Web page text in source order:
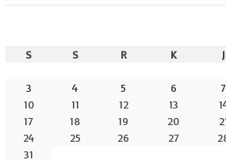
S
S R K J
3
4 5 6 7
10
11 12 13
17
18 19 20
24
25 26 27
31